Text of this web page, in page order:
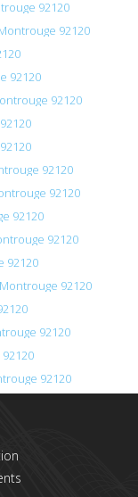
92120
92120
92120
92120
92120
92120
92120
92120
92120
92120
92120
92120